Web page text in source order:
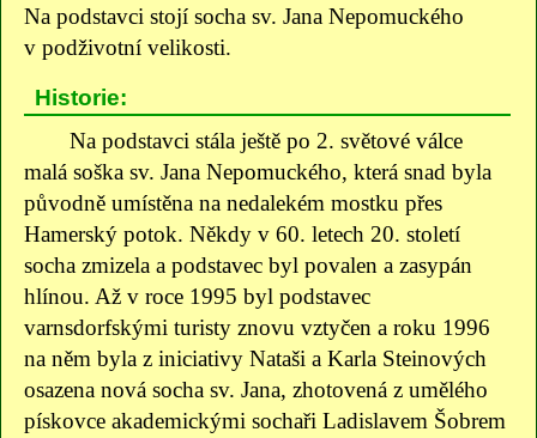
Na podstavci stojí socha sv. Jana Nepomuckého
v podživotní velikosti.
Historie:
Na podstavci stála ještě po 2. světové válce
malá soška sv. Jana Nepomuckého, která snad byla
původně umístěna na nedalekém mostku přes
Hamerský potok. Někdy v 60. letech 20. století
socha zmizela a podstavec byl povalen a zasypán
hlínou. Až v roce 1995 byl podstavec
varnsdorfskými turisty znovu vztyčen a roku 1996
na něm byla z iniciativy Nataši a Karla Steinových
osazena nová socha sv. Jana, zhotovená z umělého
pískovce akademickými sochaři Ladislavem Šobrem